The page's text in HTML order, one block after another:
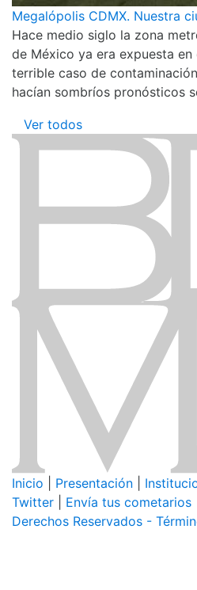
Megalópolis CDMX. Nuestra
Hace medio siglo la zona
de México ya era expuesta
terrible caso de
hacían sombríos pronósticos
Ver todos
Inicio Presentación
Twitter
Envía tus cometarios
Derechos Reservados -